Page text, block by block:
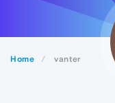
Home vanter